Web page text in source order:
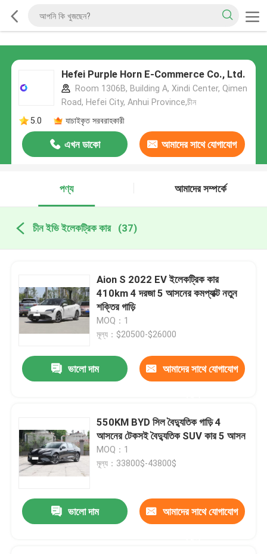
Hefei Purple Horn E-Commerce Co., Ltd.
Room 1306B, Building A, Xindi Center, Qimen
Road, Hefei City, Anhui Province,চীন
5.0
যাচাইকৃত সরবরাহকারী
এখন ডাকো আমাদের সাথে যোগাযোগ
পণ্য
আমাদের সম্পর্কে
চীন ইভি ইলেকট্রিক কার (37)
Aion S 2022 EV ইলেকট্রিক কার
410km 4 দরজা 5 আসনের কমপ্যাক্ট নতুন
শক্তির গাড়ি
MOQ：1
মূল্য：$20500-$26000
ভালো দাম আমাদের সাথে যোগাযোগ
550KM BYD সিল বৈদ্যুতিক গাড়ি 4
আসনের টেকসই বৈদ্যুতিক SUV কার 5 আসন
MOQ：1
মূল্য：33800$-43800$
ভালো দাম আমাদের সাথে যোগাযোগ